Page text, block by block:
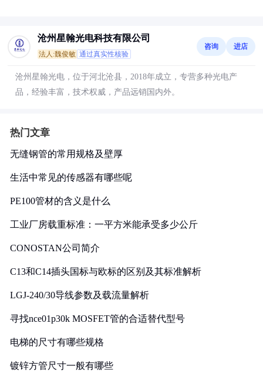
沧州星翰光电科技有限公司
法人:魏俊敏 通过真实性核验
咨询 进店
沧州星翰光电，位于河北沧县，2018年成立，专营多种光电产
品，经验丰富，技术权威，产品远销国内外。
热门文章
无缝钢管的常用规格及壁厚
生活中常见的传感器有哪些呢
PE100管材的含义是什么
工业厂房载重标准：一平方米能承受多少公斤
CONOSTAN公司简介
C13和C14插头国标与欧标的区别及其标准解析
LGJ-240/30导线参数及载流量解析
寻找nce01p30k MOSFET管的合适替代型号
电梯的尺寸有哪些规格
镀锌方管尺寸一般有哪些